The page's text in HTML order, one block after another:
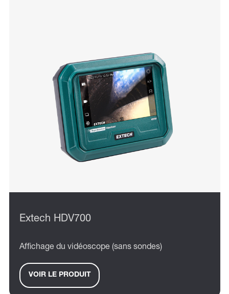
Extech HDV700
Affichage du vidéoscope (sans sondes)
VOIR LE PRODUIT